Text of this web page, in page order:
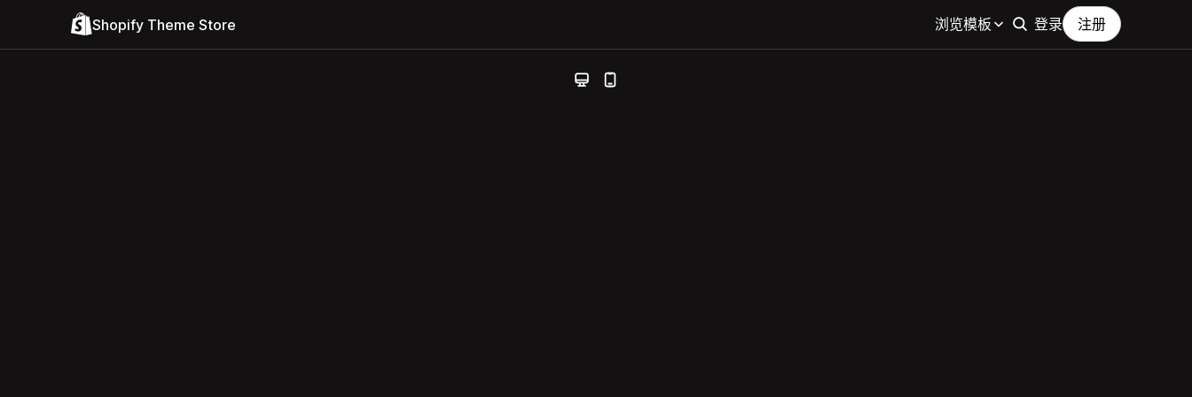
Shopify Theme Store 浏览模板 登录 注册